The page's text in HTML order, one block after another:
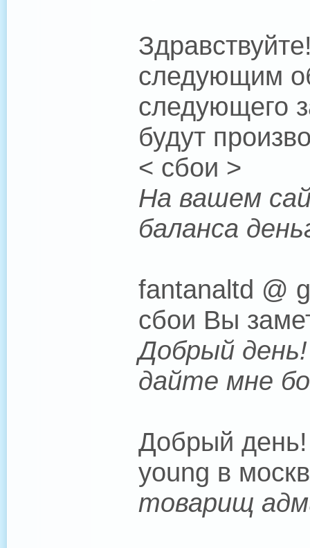
следующим
следующего
будут
< сбои >
На вашем
баланса
fantanaltd @
сбои Вы
Добрый
дайте мне
Добрый день!
young в
товарищ